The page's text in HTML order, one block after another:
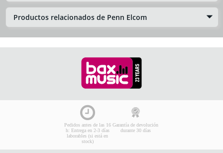
Productos relacionados de Penn Elcom
Pedidos antes de las 16
h: Entrega en 2-3 días
laborables (si está en
stock)
Garantía de devolución
durante 30 días